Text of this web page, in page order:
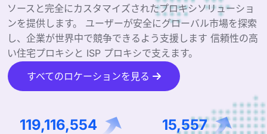
ソースと完全にカスタマイズされたプロキシソリューショ
ンを提供します。 ユーザーが安全にグローバル市場を探索
し、企業が世界中で競争できるよう支援します 信頼性の高
い住宅プロキシと ISP プロキシで支えます。
すべてのロケーションを見る
194,549,082 25,409